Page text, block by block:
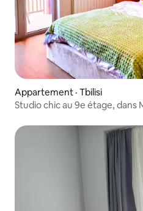
Appartement · Tbilisi
Studio chic au 9e étage, dans